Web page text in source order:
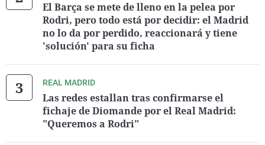
El Barça se mete de lleno en la pelea por
Rodri, pero todo está por decidir: el Madrid
no lo da por perdido, reaccionará y tiene
'solución' para su ficha
REAL MADRID
Las redes estallan tras confirmarse el
fichaje de Diomande por el Real Madrid:
"Queremos a Rodri"